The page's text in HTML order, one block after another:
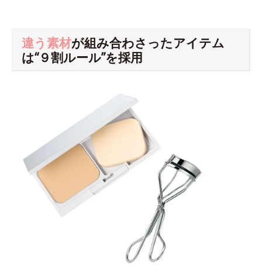
違う素材が組み合わさったアイテム
は“９割ルール”を採用